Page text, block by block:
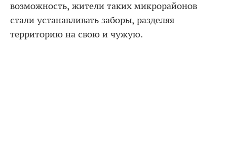
возможность, жители таких микрорайонов
стали устанавливать заборы, разделяя
территорию на свою и чужую.